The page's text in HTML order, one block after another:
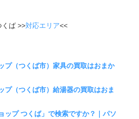
くば >>対応エリア<<
プ（つくば市）家具の買取はおまか
プ（つくば市）給湯器の買取はおま
ップ つくば」で検索ですか？｜パソ